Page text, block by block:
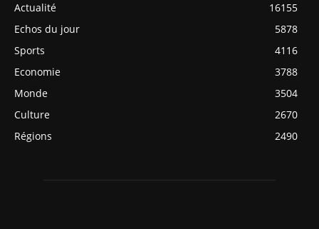
Actualité
16155
Echos du jour
5878
Sports
4116
Economie
3788
Monde
3504
Culture
2670
Régions
2490